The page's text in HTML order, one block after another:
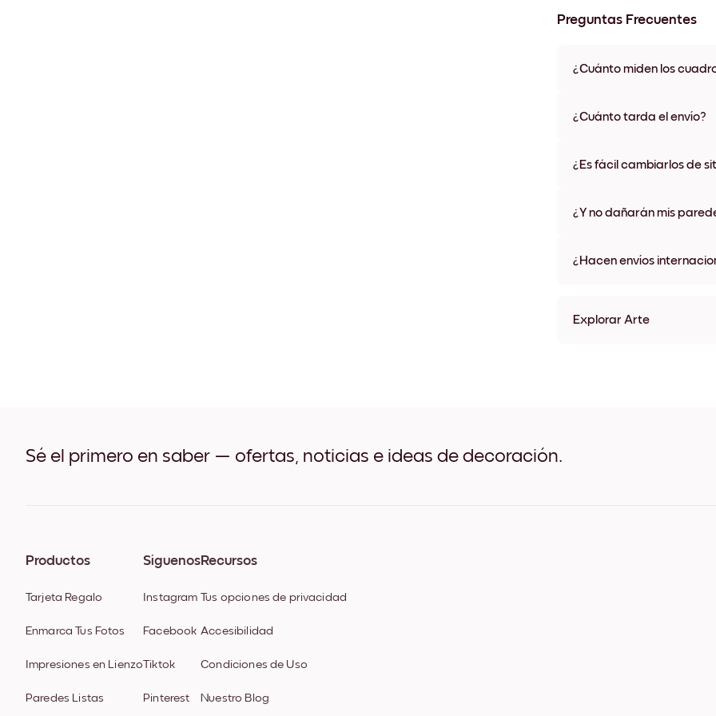
Preguntas Frecuentes
¿Cuánto miden los
materiales y colores de
¿Cuánto tarda el envío?
algunos países. Te
¿Es fácil cambiarlos de
¿Y no dañarán mis
¿Hacen envíos
Explorar Arte
Sé el primero en saber — ofertas, noticias e ideas de decoración.
Productos
Tarjeta Regalo
Enmarca Tus Fotos
Impresiones en Lienzo
Paredes Listas
Síguenos
Instagram
Facebook
Tiktok
Pinterest
Recursos
Tus opciones de privacidad
Accesibilidad
Condiciones de Uso
Nuestro Blog